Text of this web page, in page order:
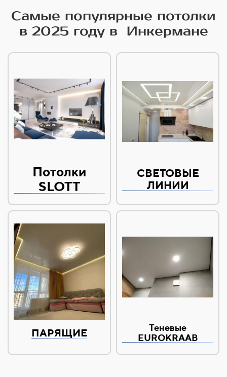
Самые популярные потолки
в 2025 году в Инкермане
Потолки
SLOTT
СВЕТОВЫЕ
ЛИНИИ
ПАРЯЩИЕ
Теневые
EUROKRAAB